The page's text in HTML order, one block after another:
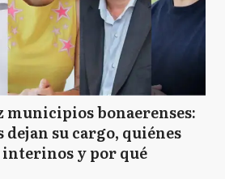
municipios bonaerenses:
su cargo, quiénes
y por qué